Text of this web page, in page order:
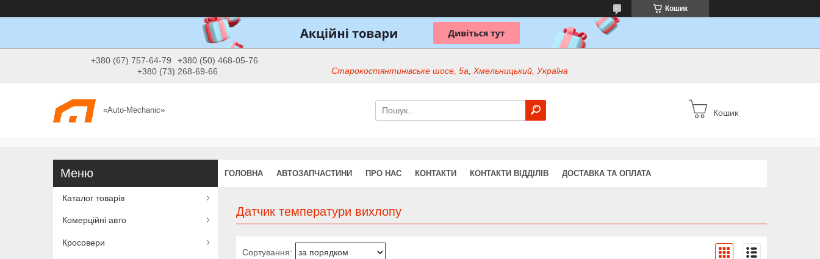
Кошик
+380 (67) 757-64-79
+380 (50) 468-05-76
+380 (73) 268-69-66
Старокостянтинівське шосе, 5а, Хмельницький, Україна
«Auto-Mechanic» Кошик
ГОЛОВНА АВТОЗАПЧАСТИНИ ПРО НАС КОНТАКТИ КОНТАКТИ ВІДДІЛІВ ДОСТАВКА ТА ОПЛАТА
Датчик температури вихлопу
Каталог товарів
Комерційні авто
Кросовери